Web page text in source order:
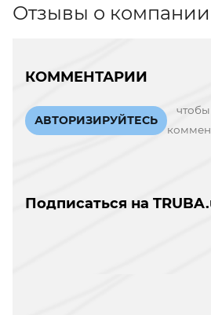
Отзывы о компании
КОММЕНТАРИИ
АВТОРИЗИРУЙТЕСЬ
чтобы
Подписаться на